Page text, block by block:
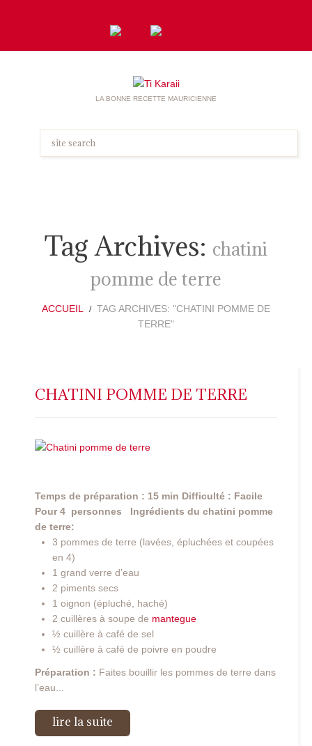
LA BONNE RECETTE MAURICIENNE
Tag Archives: chatini
pomme de terre
ACCUEIL
TAG ARCHIVES: "CHATINI POMME DE
TERRE"
CHATINI POMME DE TERRE
Temps de préparation : 15 min Difficulté : Facile
Pour 4 personnes
Ingrédients du chatini pomme
de terre:
3 pommes de terre (lavées, épluchées et coupées
en 4)
1 grand verre d’eau
2 piments secs
1 oignon (épluché, haché)
2 cuillères à soupe de mantegue
½ cuillère à café de sel
½ cuillère à café de poivre en poudre
Préparation : Faites bouillir les pommes de terre dans
l’eau...
lire la suite